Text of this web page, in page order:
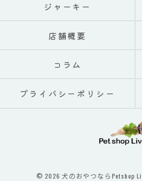
ジャーキー
店舗概要
コラム
プライバシーポリシー
© 2026 犬のおやつならPetshop